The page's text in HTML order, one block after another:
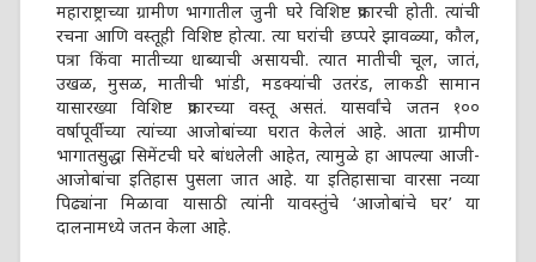
महाराष्ट्राच्या ग्रामीण भागातील जुनी घरे विशिष्ट प्रकारची होती. त्यांची
रचना आणि वस्तूही विशिष्ट होत्या. त्या घरांची छप्परे झावळ्या, कौल,
पत्रा किंवा मातीच्या धाब्याची असायची. त्यात मातीची चूल, जातं,
उखळ, मुसळ, मातीची भांडी, मडक्यांची उतरंड, लाकडी सामान
यासारख्या विशिष्ट प्रकारच्या वस्तू असतं. यासर्वांचे जतन १००
वर्षापूर्वीच्या त्यांच्या आजोबांच्या घरात केलेलं आहे. आता ग्रामीण
भागातसुद्धा सिमेंटची घरे बांधलेली आहेत, त्यामुळे हा आपल्या आजी-
आजोबांचा इतिहास पुसला जात आहे. या इतिहासाचा वारसा नव्या
पिढ्यांना मिळावा यासाठी त्यांनी यावस्तुंचे ‘आजोबांचे घर’ या
दालनामध्ये जतन केला आहे.